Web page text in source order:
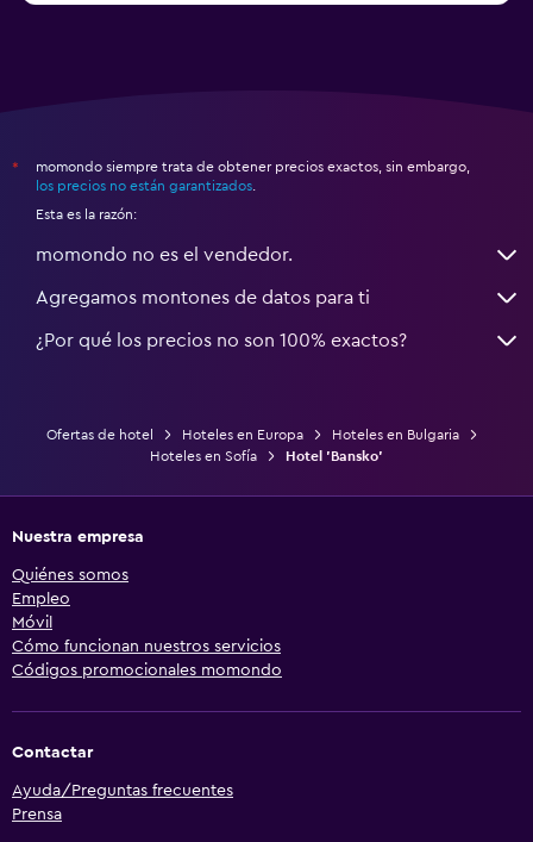
*
momondo siempre trata de obtener precios exactos, sin embargo,
los precios no están garantizados
Esta es la razón:
momondo no es el vendedor.
Agregamos montones de datos para ti
¿Por qué los precios no son 100% exactos?
Ofertas de hotel Hoteles en Europa
Hoteles en Bulgaria
Hoteles en Sofía
Hotel 'Bansko'
Nuestra empresa
Quiénes somos
Empleo
Móvil
Cómo funcionan nuestros servicios
Códigos promocionales momondo
Contactar
Ayuda/Preguntas frecuentes
Prensa